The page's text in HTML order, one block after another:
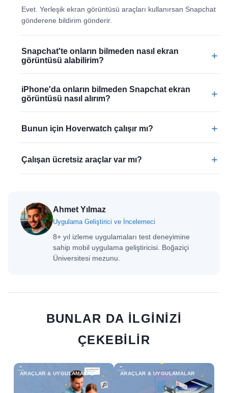
Evet. Yerleşik ekran görüntüsü araçları kullanırsan Snapchat
gönderene bildirim gönderir.
Snapchat'te onların bilmeden nasıl ekran
görüntüsü alabilirim?
+
iPhone'da onların bilmeden Snapchat ekran
görüntüsü nasıl alırım?
+
Bunun için Hoverwatch çalışır mı? +
Çalışan ücretsiz araçlar var mı? +
Ahmet Yılmaz
Uygulama Geliştirici ve İncelemeci
8+ yıl izleme uygulamaları test deneyimine
sahip mobil uygulama geliştiricisi. Boğaziçi
Üniversitesi mezunu.
BUNLAR DA ILGINIZI
ÇEKEBILIR
ARAÇLAR & UYGULAMALAR ARAÇLAR & UYGULAMALAR